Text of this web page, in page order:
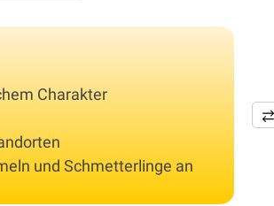
Charakter
und Schmetterlinge an